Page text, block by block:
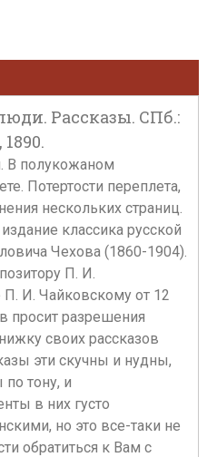
Рассказы. СПб.:
В полукожаном
Потертости переплета,
нескольких страниц.
классика русской
Чехова (1860-1904).
П. И.
И. Чайковскому от 12
просит разрешения
своих рассказов
эти скучны и нудны,
тону, и
в них густо
но это все-таки не
обратиться к Вам с